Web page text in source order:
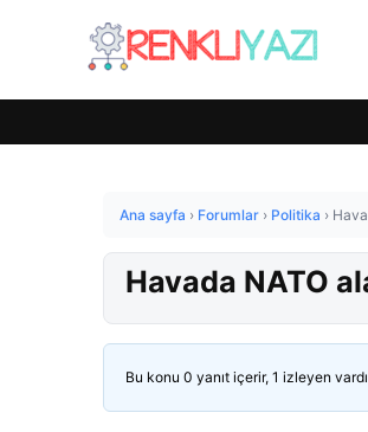
Ana sayfa › Forumlar › Politika ›
Havada NATO
Bu konu 0 yanıt içerir, 1 izleyen